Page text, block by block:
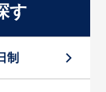
す
制